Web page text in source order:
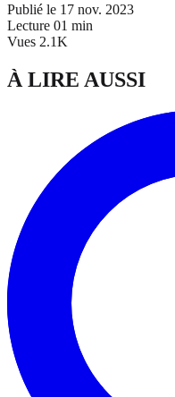
Publié le 17 nov. 2023
Lecture 01 min
Vues 2.1K
À LIRE AUSSI